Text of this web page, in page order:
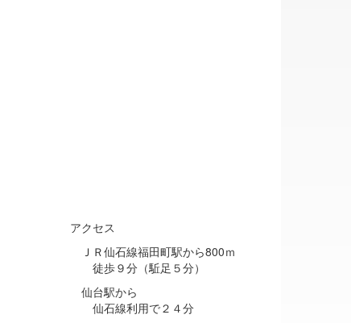
アクセス
ＪＲ仙石線福田町駅から800ｍ
徒歩９分（駈足５分）
仙台駅から
仙石線利用で２４分